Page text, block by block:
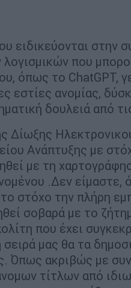
ειδικεύονται στην
λογισμικών που
όπως το ChatGPT,
εστίες ανομίας,
δουλειά από
Δίωξης
Ανάπτυξης με
με τη
.Δεν είμαστε,
στόχο την πλήρη
σοβαρά με το
που έχει
μας θα τα
Όπως ακριβώς με
τίτλων από